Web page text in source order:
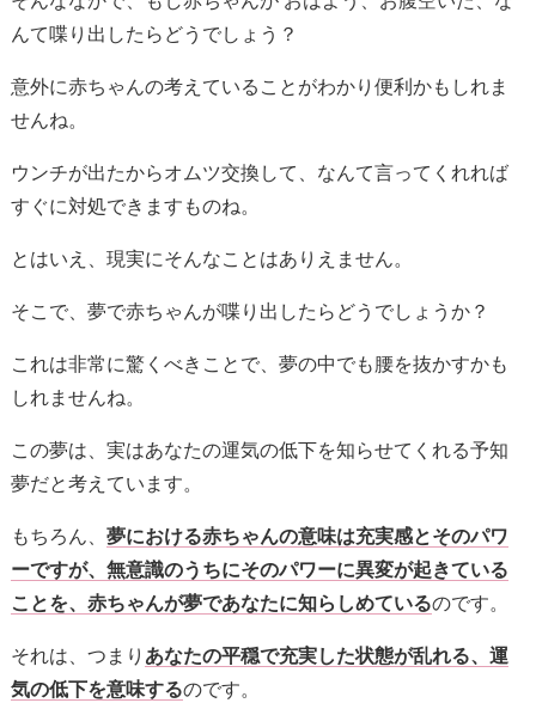
んて喋り出したらどうでしょう？
意外に赤ちゃんの考えていることがわかり便利かもしれま
せんね。
ウンチが出たからオムツ交換して、なんて言ってくれれば
すぐに対処できますものね。
とはいえ、現実にそんなことはありえません。
そこで、夢で赤ちゃんが喋り出したらどうでしょうか？
これは非常に驚くべきことで、夢の中でも腰を抜かすかも
しれませんね。
この夢は、実はあなたの運気の低下を知らせてくれる予知
夢だと考えています。
もちろん、 夢における赤ちゃんの意味は充実感とそのパワ
ーですが、無意識のうちにそのパワーに異変が起きている
ことを、赤ちゃんが夢であなたに知らしめているのです。
それは、つまり あなたの平穏で充実した状態が乱れる、運
気の低下を意味するのです。